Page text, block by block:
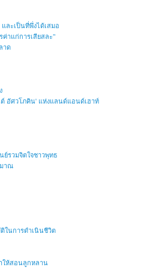
ละเป็นที่พึ่งได้เสมอ
ค่าแก่การเสียสละ"
าด
อัศวโภคิน' แห่งแลนด์แอนด์เฮาท์
รวมจิตใจชาวพุทธ
มาณ
ในการดำเนินชีวิต
ให้สอนลูกหลาน